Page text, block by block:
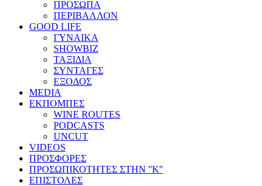
ΠΡΟΣΩΠΑ
ΠΕΡΙΒΑΛΛΟΝ
GOOD LIFE
ΓΥΝΑΙΚΑ
SHOWBIZ
ΤΑΞΙΔΙΑ
ΣΥΝΤΑΓΕΣ
ΕΞΟΔΟΣ
MEDIA
ΕΚΠΟΜΠΕΣ
WINE ROUTES
PODCASTS
UNCUT
VIDEOS
ΠΡΟΣΦΟΡΕΣ
ΠΡΟΣΩΠΙΚΟΤΗΤΕΣ ΣΤΗΝ ''Κ''
ΕΠΙΣΤΟΛΕΣ